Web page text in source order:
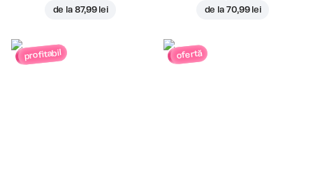
de la 87,99 lei de la 70,99 lei
profitabil ofertă